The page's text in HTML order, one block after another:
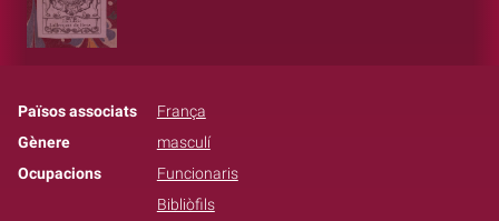
Països associats
França
Gènere
masculí
Ocupacions
Funcionaris
Bibliòfils